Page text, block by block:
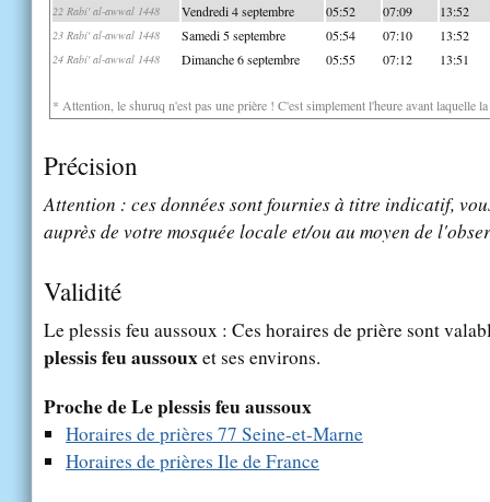
22 Rabi' al-awwal 1448 Vendredi 4 septembre 05:52 07:09 13:52
23 Rabi' al-awwal 1448 Samedi 5 septembre 05:54 07:10 13:52
24 Rabi' al-awwal 1448 Dimanche 6 septembre 05:55 07:12 13:51
* Attention, le shuruq n'est pas une prière ! C'est simplement l'heure avant laquelle
Précision
Attention : ces données sont fournies à titre indicatif,
auprès de votre mosquée locale et/ou au moyen de
Validité
Le plessis feu aussoux : Ces horaires de prière sont
plessis feu aussouxet ses environs.
Proche de Le plessis feu aussoux
Horaires de prières 77 Seine-et-Marne
Horaires de prières Ile de France